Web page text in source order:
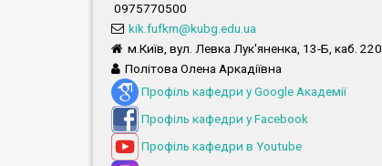
0975770500
kik.fufkm@kubg.edu.ua
м.Київ, вул. Левка Лук'яненка, 13-Б, каб. 220
Політова Олена Аркадіївна
Профіль кафедри у Google Академії
Профіль кафедри у Facebook
Профіль кафедри в Youtube